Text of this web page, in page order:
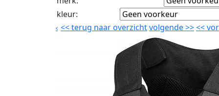
kleur:
<<terug naar overzichtvolgende>><<